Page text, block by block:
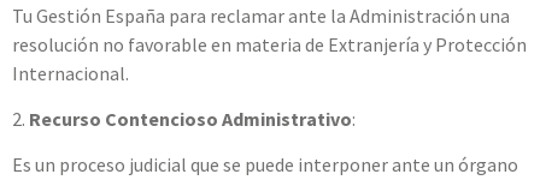
Tu Gestión España para reclamar ante la Administración una
resolución no favorable en materia de Extranjería y Protección
Internacional.
2. Recurso Contencioso Administrativo:
Es un proceso judicial que se puede interponer ante un órgano